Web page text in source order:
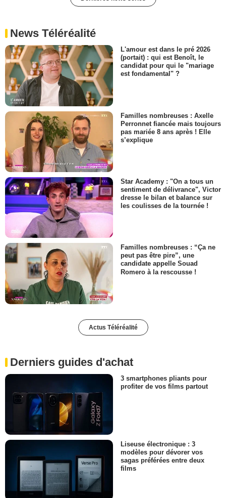
News Téléréalité
L'amour est dans le pré 2026
(portait) : qui est Benoît, le
candidat pour qui le "mariage
est fondamental" ?
Familles nombreuses : Axelle
Perronnet fiancée mais toujours
pas mariée 8 ans après ! Elle
s’explique
Star Academy : "On a tous un
sentiment de délivrance", Victor
dresse le bilan et balance sur
les coulisses de la tournée !
Familles nombreuses : “Ça ne
peut pas être pire”, une
candidate appelle Souad
Romero à la rescousse !
Actus Téléréalité
Derniers guides d'achat
3 smartphones pliants pour
profiter de vos films partout
Liseuse électronique : 3
modèles pour dévorer vos
sagas préférées entre deux
films